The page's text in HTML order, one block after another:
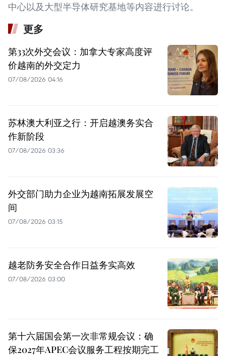
中心以及大型半导体研究基地等内容进行讨论。
更多
第33次外交会议：加拿大专家高度评
价越南的外交定力
07/08/2026 04:16
苏林澳大利亚之行：开启越澳务实合
作新阶段
07/08/2026 03:36
外交部门助力企业为越南拓展发展空
间
07/08/2026 03:15
越老防务安全合作日益务实高效
07/08/2026 03:00
第十六届国会第一次非常规会议：确
保2027年APEC会议服务工程按期完工